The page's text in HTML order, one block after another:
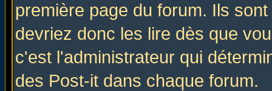
première page du forum. Ils
devriez donc les lire dès que
c'est l'administrateur qui
des Post-it dans chaque forum.